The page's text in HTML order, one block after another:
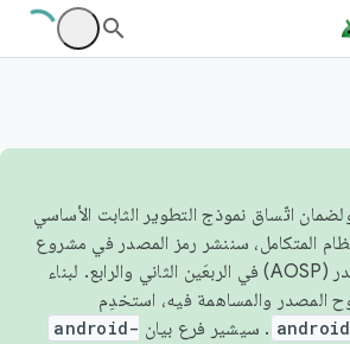
من عام 2026، ولضمان اتّساق نموذج التطوير الثابت الأساسي
المتكامل، سننشر رمز المصدر في مشروع
Android مفتوح المصدر (AOSP) في الربعَين الثاني والرابع. لبناء
. سيشير فرع بيان android-